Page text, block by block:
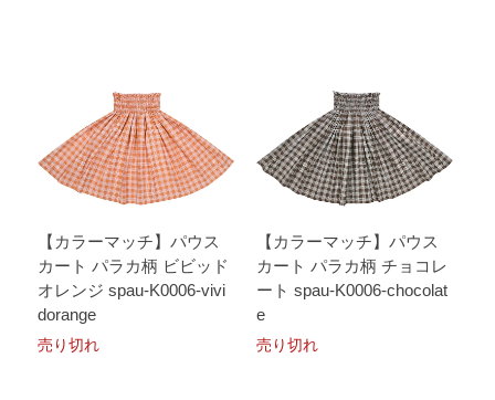
【カラーマッチ】パウス
カート パラカ柄 ビビッド
オレンジ spau-K0006-vivi
dorange
売り切れ
【カラーマッチ】パウス
カート パラカ柄 チョコレ
ート spau-K0006-chocolat
e
売り切れ